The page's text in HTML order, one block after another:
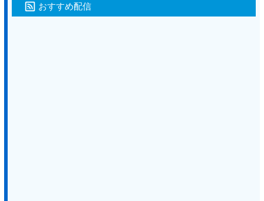
おすすめ配信